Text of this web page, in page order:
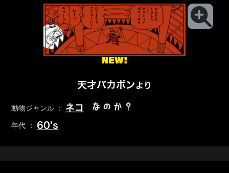
NEW!
天才バカボンより
動物ジャンル ： ネコ なのか？
年代 ： 60’s